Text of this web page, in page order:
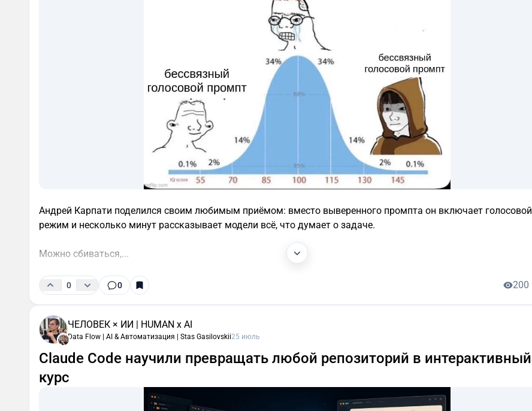
Андрей Карпати поделился своим любимым приёмом: вместо выверенного промпта он включает голосовой
режим и несколько минут рассказывает модели всё, что думает о задаче.
Можно сбиваться,...
0 0 200
ЧЕЛОВЕК × ИИ | HUMAN x AI
Data Flow | AI & Автоматизация | Stas Gasilovskii25 июль
Claude Code научили превращать любой репозиторий в интерактивный
курс